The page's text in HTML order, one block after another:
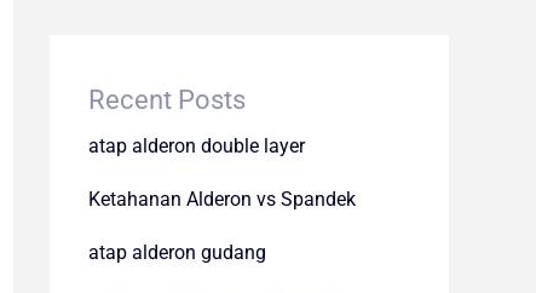
Recent Posts
atap alderon double layer
Ketahanan Alderon vs Spandek
atap alderon gudang